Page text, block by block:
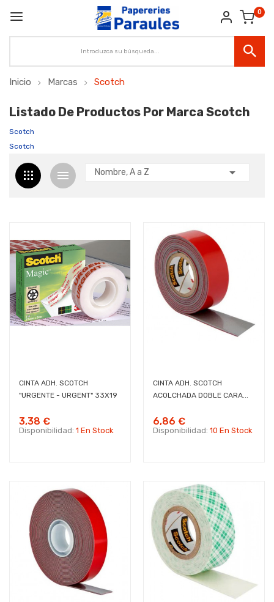
0
Inicio Marcas Scotch
Listado De Productos Por Marca Scotch
Scotch
Scotch
Nombre, A a Z 
CINTA ADH. SCOTCH
"URGENTE - URGENT" 33X19
3,38 €
Disponibilidad: 1 En Stock
CINTA ADH. SCOTCH
ACOLCHADA DOBLE CARA...
6,86 €
Disponibilidad: 10 En Stock